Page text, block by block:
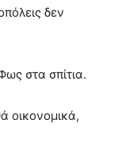
δεν
στα σπίτια.
οικονομικά,